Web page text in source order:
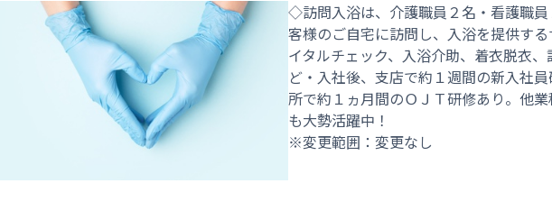
◇訪問入浴は、介護職員２名・看護職
客様のご自宅に訪問し、入浴を提供す
イタルチェック、入浴介助、着衣脱衣
ど・入社後、支店で約１週間の新入社
所で約１ヵ月間のＯＪＴ研修あり。他
も大勢活躍中！